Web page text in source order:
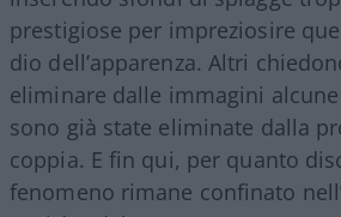
prestigiose per impreziosire
dio dell’apparenza. Altri
eliminare dalle immagini
sono già state eliminate dalla
coppia. E fin qui, per quanto
fenomeno rimane confinato